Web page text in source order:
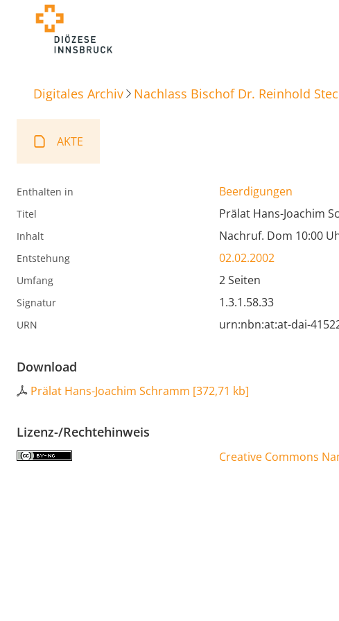
Digitales Archiv Nachlass Bischof Dr. Reinhold
AKTE
Enthalten in Beerdigungen
Titel Prälat Hans-Joachim
Inhalt Nachruf. Dom 10:00
Entstehung 02.02.2002
Umfang 2 Seiten
Signatur 1.3.1.58.33
URN urn:nbn:at:at-dai-
Download
Prälat Hans-Joachim Schramm [372,71 kb]
Lizenz-/Rechtehinweis
Creative Commons